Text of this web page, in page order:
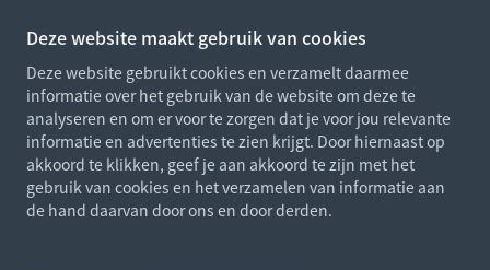
Deze website maakt gebruik van cookies
Deze website gebruikt cookies en verzamelt daarmee
informatie over het gebruik van de website om deze te
analyseren en om er voor te zorgen dat je voor jou relevante
informatie en advertenties te zien krijgt. Door hiernaast op
akkoord te klikken, geef je aan akkoord te zijn met het
gebruik van cookies en het verzamelen van informatie aan
de hand daarvan door ons en door derden.